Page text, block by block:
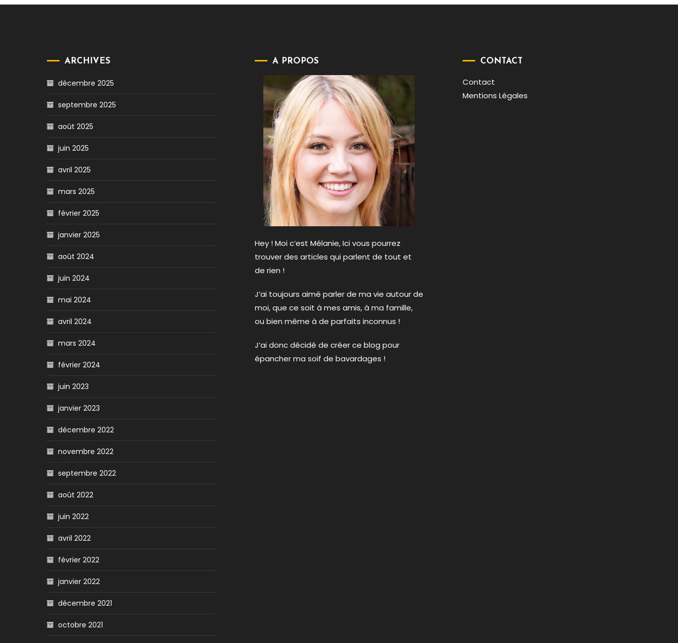
ARCHIVES
décembre 2025
septembre 2025
août 2025
juin 2025
avril 2025
mars 2025
février 2025
janvier 2025
août 2024
juin 2024
mai 2024
avril 2024
mars 2024
février 2024
juin 2023
janvier 2023
décembre 2022
novembre 2022
septembre 2022
août 2022
juin 2022
avril 2022
février 2022
janvier 2022
décembre 2021
octobre 2021
A PROPOS
Hey ! Moi c’est Mélanie, Ici vous pourrez
trouver des articles qui parlent de tout et
de rien !
J’ai toujours aimé parler de ma vie autour de
moi, que ce soit à mes amis, à ma famille,
ou bien même à de parfaits inconnus !
J’ai donc décidé de créer ce blog pour
épancher ma soif de bavardages !
CONTACT
Contact
Mentions Légales